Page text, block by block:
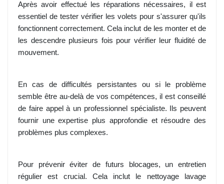
Après avoir effectué les réparations nécessaires, il est
essentiel de tester vérifier les volets pour s'assurer qu'ils
fonctionnent correctement. Cela inclut de les monter et de
les descendre plusieurs fois pour vérifier leur fluidité de
mouvement.
En cas de difficultés persistantes ou si le problème
semble être au-delà de vos compétences, il est conseillé
de faire appel à un professionnel spécialiste. Ils peuvent
fournir une expertise plus approfondie et résoudre des
problèmes plus complexes.
Pour prévenir éviter de futurs blocages, un entretien
régulier est crucial. Cela inclut le nettoyage lavage